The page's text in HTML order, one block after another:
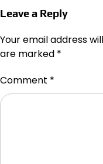
Leave a Reply
Your email address
are marked *
Comment *